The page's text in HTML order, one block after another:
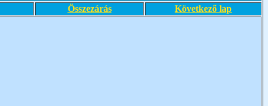
Összezárás Következő lap